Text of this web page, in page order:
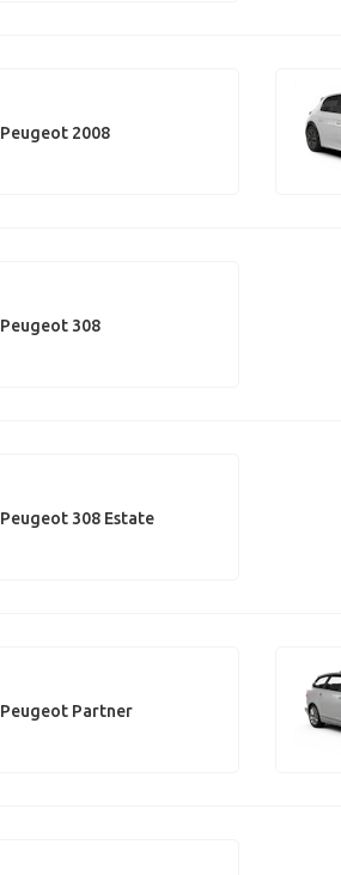
Peugeot 2008
Peugeot 308
Peugeot 308 Estate
Peugeot Partner